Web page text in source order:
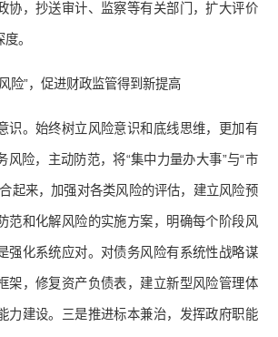
协，抄送审计、监察等有关部门，扩大评价
。
风险”，促进财政监管得到新提高
识。始终树立风险意识和底线思维，更加有
风险，主动防范，将“集中力量办大事”与“市
起来，加强对各类风险的评估，建立风险预
范和化解风险的实施方案，明确每个阶段风
强化系统应对。对债务风险有系统性战略谋
架，修复资产负债表，建立新型风险管理体
力建设。三是推进标本兼治，发挥政府职能